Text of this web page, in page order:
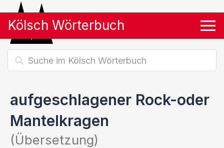
Kölsch Wörterbuch
aufgeschlagener Rock-oder
Mantelkragen
(Übersetzung)